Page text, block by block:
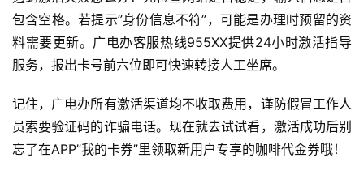
更
多
页
面
包含空格。若提示”身份信息不符”，可能是办理时预留的资
料需要更新。广电办客服热线955XX提供24小时激活指导
服务，报出卡号前六位即可快速转接人工坐席。
记住，广电办所有激活渠道均不收取费用，谨防假冒工作人
员索要验证码的诈骗电话。现在就去试试看，激活成功后别
忘了在APP”我的卡券”里领取新用户专享的咖啡代金券哦！